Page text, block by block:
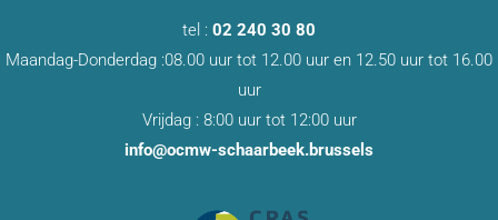
tel : 02 240 30 80
Maandag-Donderdag :08.00 uur tot 12.00 uur en 12.50 uur tot 16.00
uur
Vrijdag : 8:00 uur tot 12:00 uur
info@ocmw-schaarbeek.brussels